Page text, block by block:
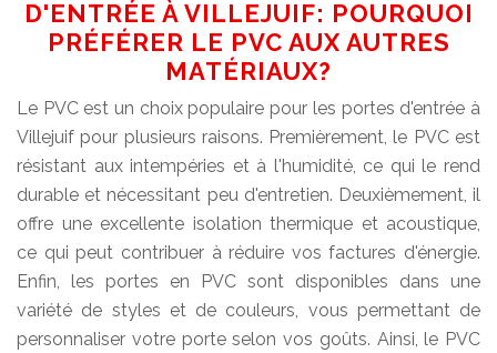
D'ENTRÉE À VILLEJUIF: POURQUOI
PRÉFÉRER LE PVC AUX AUTRES
MATÉRIAUX?
Le PVC est un choix populaire pour les portes d'entrée à
Villejuif pour plusieurs raisons. Premièrement, le PVC est
résistant aux intempéries et à l'humidité, ce qui le rend
durable et nécessitant peu d'entretien. Deuxièmement, il
offre une excellente isolation thermique et acoustique,
ce qui peut contribuer à réduire vos factures d'énergie.
Enfin, les portes en PVC sont disponibles dans une
variété de styles et de couleurs, vous permettant de
personnaliser votre porte selon vos goûts. Ainsi, le PVC